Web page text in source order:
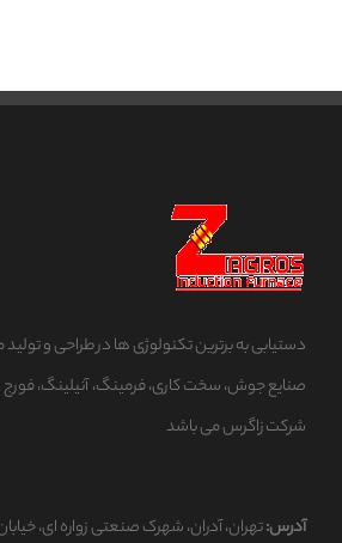
دستیابی به برترین تکنولوژی ها در طراحی و
صنایع جوش، سخت کاری، فرمینگ، آنیلینگ، فورج
شرکت زاگرس می باشد
آدرس:تهران، آدران، شهرک صنعتی زواره ای،